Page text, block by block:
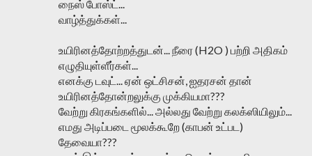
நைஸ் போஸ்ட்...
வாழ்த்துக்கள்...
உயிரினத்தோற்றத்துடன்... நீரை (H2O ) பற்றி அதிகம்
எழுதியுள்ளீர்கள்...
எனக்கு டவுட்... ஏன் ஒட்சிசன், ஐதரசன் தான்
உயிரினத்தோன்றலுக்கு முக்கியமா???
வேற்று கிரகங்களில்... அல்லது வேற்று கலக்ஸியிலும்...
எமது அடிப்படை மூலக்கூறே (காபன் உட்பட)
தேவையா???